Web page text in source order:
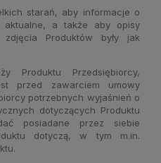
starań, aby informacje o
aktualne, a także aby opisy
Produktów były jak
Produktu Przedsiębiorcy,
przed zawarciem umowy
potrzebnych wyjaśnień o
dotyczących Produktu
posiadane przez siebie
dotyczą, w tym m.in.